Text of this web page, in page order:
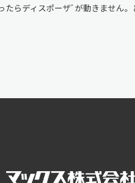
たらディスポーザﾞが動きません。